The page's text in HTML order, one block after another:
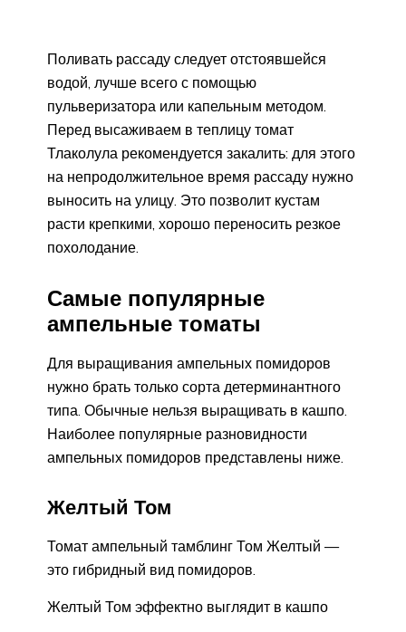
Поливать рассаду следует отстоявшейся
водой, лучше всего с помощью
пульверизатора или капельным методом.
Перед высаживаем в теплицу томат
Тлаколула рекомендуется закалить: для этого
на непродолжительное время рассаду нужно
выносить на улицу. Это позволит кустам
расти крепкими, хорошо переносить резкое
похолодание.
Самые популярные
ампельные томаты
Для выращивания ампельных помидоров
нужно брать только сорта детерминантного
типа. Обычные нельзя выращивать в кашпо.
Наиболее популярные разновидности
ампельных помидоров представлены ниже.
Желтый Том
Томат ампельный тамблинг Том Желтый —
это гибридный вид помидоров.
Желтый Том эффектно выглядит в кашпо